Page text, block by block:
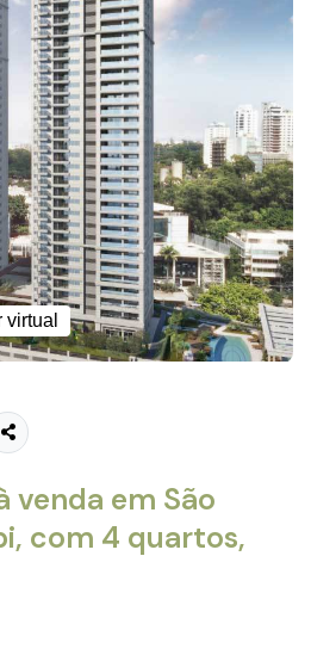
virtual
em São
com 4 quartos,